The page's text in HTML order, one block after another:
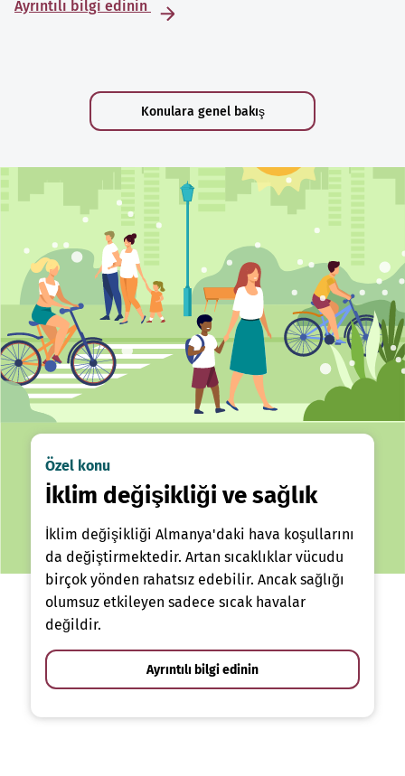
Ayrıntılı bilgi edinin
Konulara genel bakış
Özel konu
İklim değişikliği ve sağlık
İklim değişikliği Almanya'daki hava koşullarını
da değiştirmektedir. Artan sıcaklıklar vücudu
birçok yönden rahatsız edebilir. Ancak sağlığı
olumsuz etkileyen sadece sıcak havalar
değildir.
Ayrıntılı bilgi edinin